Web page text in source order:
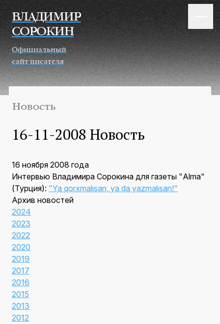
Перейти к основному содержанию
ВЛАДИМИР
СОРОКИН
Официальный
сайт писателя
Новость
16-11-2008 Новость
16 ноября 2008 года
Интервью Владимира Сорокина для газеты "Alma"
(Турция): "Ya qorxmalısan, ya da yazmalısan!"
Архив новостей
2024
2023
2022
2020
2019
2017
2016
2015
2013
2012